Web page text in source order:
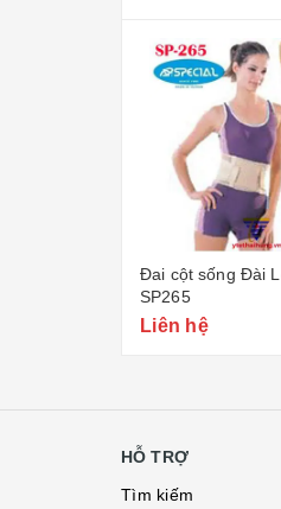
Đai cột sống Đài
SP265
Liên hệ
HỖ TRỢ
Tìm kiếm